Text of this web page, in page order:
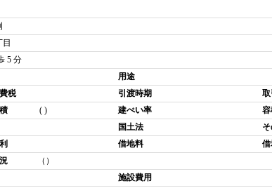
5 分
用途
税 引渡時期
( ) 建ぺい率
国土法
借地料
借
（）
施設費用